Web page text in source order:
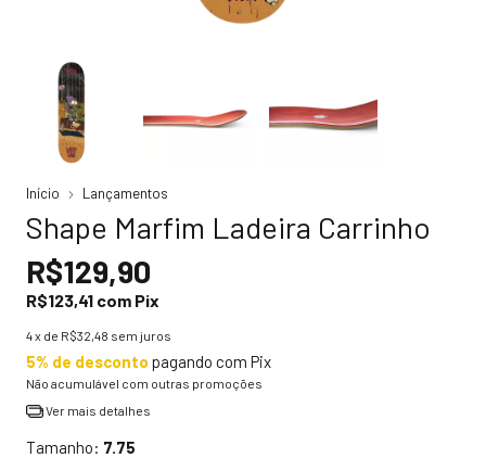
Início Lançamentos
Shape Marfim Ladeira Carrinho
R$129,90
R$123,41 com Pix
4x de R$32,48 sem juros
5% de desconto pagando com Pix
Não acumulável com outras promoções
Ver mais detalhes
Tamanho: 7.75